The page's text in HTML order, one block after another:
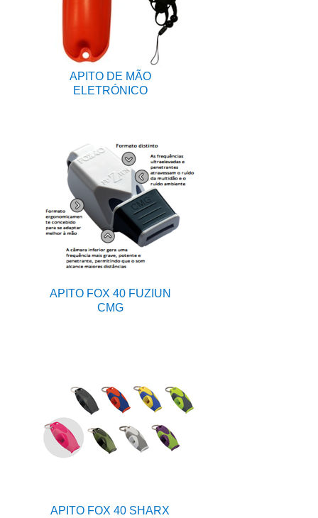
APITO DE MÃO
ELETRÓNICO
APITO FOX 40 FUZIUN
CMG
APITO FOX 40 SHARX